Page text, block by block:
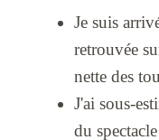
Je suis
retrouvée
nette des
J'ai sous-
du